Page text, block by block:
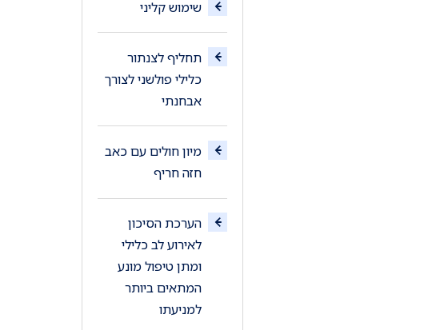
שימוש קליני
תחליף לצנתור
כלילי פולשני לצורך
אבחנתי
מיון חולים עם כאב
חזה חריף
הערכת הסיכון
לאירוע לב כלילי
ומתן טיפול מונע
המתאים ביותר
למניעתו